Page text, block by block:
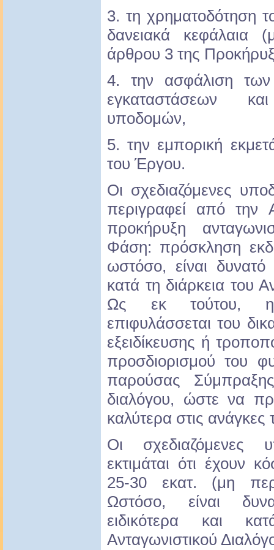
3. τη χρηματοδότηση
δανειακά κεφάλαια
άρθρου 3 της
4. την ασφάλιση των
εγκαταστάσεων
υποδομών,
5. την εμπορική
του Έργου.
Οι σχεδιαζόμενες
περιγραφεί από την
προκήρυξη
Φάση: πρόσκληση
ωστόσο, είναι δυνατό
κατά τη διάρκεια του
Ως εκ τούτου, η
επιφυλάσσεται του
εξειδίκευσης ή
προσδιορισμού του
παρούσας
διαλόγου, ώστε να
καλύτερα στις
Οι σχεδιαζόμενες
εκτιμάται ότι έχουν
25-30 εκατ. (μη
Ωστόσο, είναι
ειδικότερα και
Ανταγωνιστικού